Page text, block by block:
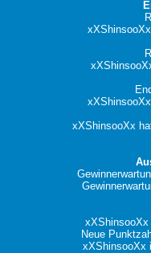
xXShinsooXx
Neue
xXShinsooXx